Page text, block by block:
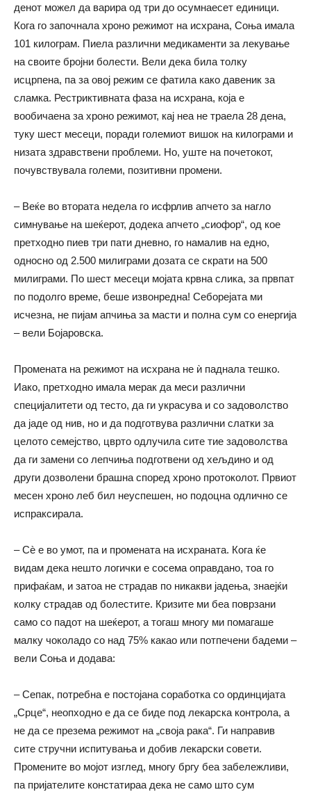
денот можел да варира од три до осумнаесет единици.
Кога го започнала хроно режимот на исхрана, Соња имала
101 килограм. Пиела различни медикаменти за лекување
на своите бројни болести. Вели дека била толку
исцрпена, па за овој режим се фатила како давеник за
сламка. Рестриктивната фаза на исхрана, која е
вообичаена за хроно режимот, кај неа не траела 28 дена,
туку шест месеци, поради големиот вишок на килограми и
низата здравствени проблеми. Но, уште на почетокот,
почувствувала големи, позитивни промени.
– Веќе во втората недела го исфрлив апчето за нагло
симнување на шеќерот, додека апчето „сиофор“, од кое
претходно пиев три пати дневно, го намалив на едно,
односно од 2.500 милиграми дозата се скрати на 500
милиграми. По шест месеци мојата крвна слика, за првпат
по подолго време, беше извонредна! Себорејата ми
исчезна, не пијам апчиња за масти и полна сум со енергија
– вели Бојаровска.
Промената на режимот на исхрана не ѝ паднала тешко.
Иако, претходно имала мерак да меси различни
специјалитети од тесто, да ги украсува и со задоволство
да јаде од нив, но и да подготвува различни слатки за
целото семејство, цврто одлучила сите тие задоволства
да ги замени со лепчиња подготвени од хељдино и од
други дозволени брашна според хроно протоколот. Првиот
месен хроно леб бил неуспешен, но подоцна одлично се
испраксирала.
– Сѐ е во умот, па и промената на исхраната. Кога ќе
видам дека нешто логички е сосема оправдано, тоа го
прифаќам, и затоа не страдав по никакви јадења, знаејќи
колку страдав од болестите. Кризите ми беа поврзани
само со падот на шеќерот, а тогаш многу ми помагаше
малку чоколадо со над 75% какао или потпечени бадеми –
вели Соња и додава:
– Сепак, потребна е постојана соработка со ординцијата
„Срце“, неопходно е да се биде под лекарска контрола, а
не да се презема режимот на „своја рака“. Ги направив
сите стручни испитувања и добив лекарски совети.
Промените во мојот изглед, многу бргу беа забележливи,
па пријателите констатираа дека не само што сум